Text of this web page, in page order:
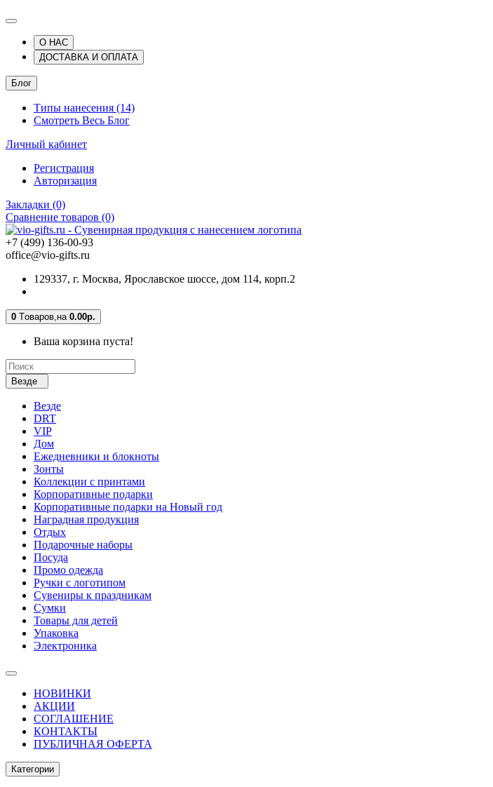
О НАС
ДОСТАВКА И ОПЛАТА
Блог
Типы нанесения (14)
Смотреть Весь Блог
Личный кабинет
Регистрация
Авторизация
Закладки (0)
Сравнение товаров (0)
+7 (499) 136-00-93
office@vio-gifts.ru
129337, г. Москва, Ярославское шоссе, дом 114, корп.2
0 Tоваров,на 0.00р.
Ваша корзина пуста!
Везде
Везде
DRT
VIP
Дом
Ежедневники и блокноты
Зонты
Коллекции с принтами
Корпоративные подарки
Корпоративные подарки на Новый год
Наградная продукция
Отдых
Подарочные наборы
Посуда
Промо одежда
Ручки с логотипом
Сувениры к праздникам
Сумки
Товары для детей
Упаковка
Электроника
НОВИНКИ
АКЦИИ
СОГЛАШЕНИЕ
КОНТАКТЫ
ПУБЛИЧНАЯ ОФЕРТА
Категории